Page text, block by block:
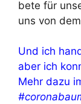
bete für
uns von
Und ich
aber ich
Mehr dazu